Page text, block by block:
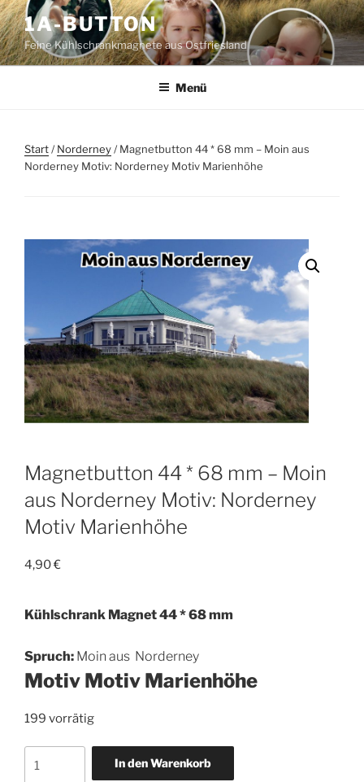
Zum
Inhalt
springen
1A-BUTTON
Feine Kühlschrankmagnete aus Ostfriesland
Menü
Start/Norderney/ Magnetbutton 44 * 68 mm – Moin aus
Norderney Motiv: Norderney Motiv Marienhöhe
Magnetbutton 44 * 68 mm – Moin
aus Norderney Motiv: Norderney
Motiv Marienhöhe
4,90€
Kühlschrank Magnet 44 * 68 mm
Spruch: Moin aus Norderney
Motiv Motiv Marienhöhe
199 vorrätig
In den Warenkorb